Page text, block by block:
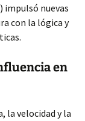
impulsó nuevas
con la lógica y
en
la velocidad y la